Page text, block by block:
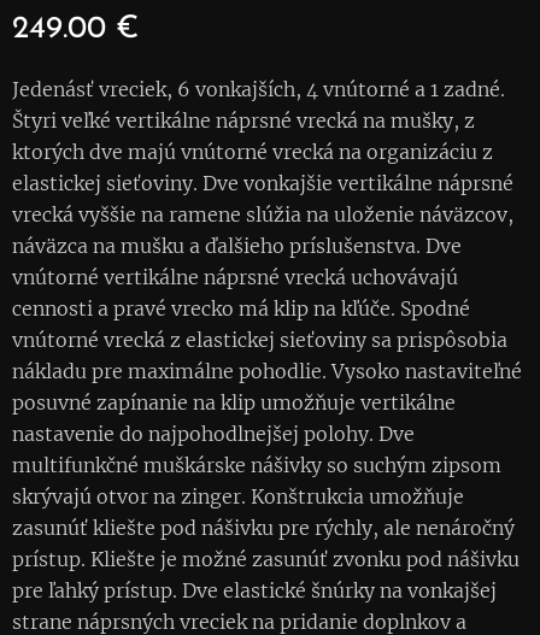
249.00 €
Jedenásť vreciek, 6 vonkajších, 4 vnútorné a 1 zadné.
Štyri veľké vertikálne náprsné vrecká na mušky, z
ktorých dve majú vnútorné vrecká na organizáciu z
elastickej sieťoviny. Dve vonkajšie vertikálne náprsné
vrecká vyššie na ramene slúžia na uloženie náväzcov,
náväzca na mušku a ďalšieho príslušenstva. Dve
vnútorné vertikálne náprsné vrecká uchovávajú
cennosti a pravé vrecko má klip na kľúče. Spodné
vnútorné vrecká z elastickej sieťoviny sa prispôsobia
nákladu pre maximálne pohodlie. Vysoko nastaviteľné
posuvné zapínanie na klip umožňuje vertikálne
nastavenie do najpohodlnejšej polohy. Dve
multifunkčné muškárske nášivky so suchým zipsom
skrývajú otvor na zinger. Konštrukcia umožňuje
zasunúť kliešte pod nášivku pre rýchly, ale nenáročný
prístup. Kliešte je možné zasunúť zvonku pod nášivku
pre ľahký prístup. Dve elastické šnúrky na vonkajšej
strane náprsných vreciek na pridanie doplnkov a